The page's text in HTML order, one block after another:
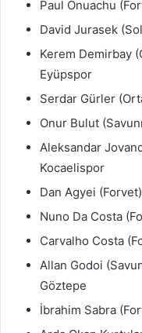
Paul Onuachu
David Jurasek
Kerem Demirbay
Eyüpspor
Serdar Gürler
Onur Bulut
Aleksandar
Kocaelispor
Dan Agyei
Nuno Da Costa
Carvalho Costa
Allan Godoi
Göztepe
İbrahim Sabra